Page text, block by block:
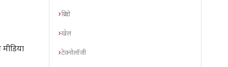
क्रिप्टो
खेल
टेक्नोलॉजी